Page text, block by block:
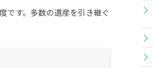
です。多数の遺産を引き継ぐ